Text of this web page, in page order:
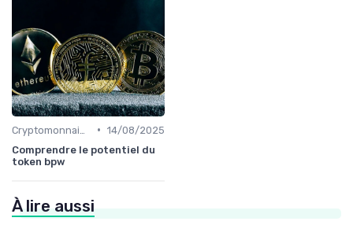
• 14/08/2025
Comprendre le potentiel du
token bpw
À lire aussi